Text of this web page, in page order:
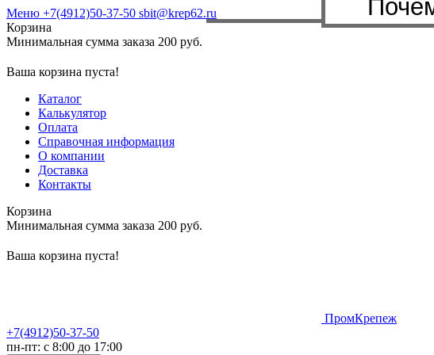
Меню +7(4912)50-37-50 sbit@krep62.ru
Корзина
Минимальная сумма заказа 200 руб.
Ваша корзина пуста!
Каталог
Калькулятор
Оплата
Справочная информация
О компании
Доставка
Контакты
Корзина
Минимальная сумма заказа 200 руб.
Ваша корзина пуста!
ПромКрепеж
+7(4912)50-37-50
пн-пт: с 8:00 до 17:00